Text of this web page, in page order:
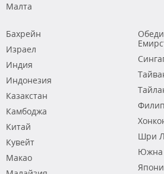
Малта
Бахрейн
Израел
Индия
Индонезия
Казакстан
Камбоджа
Китай
Кувейт
Макао
Шри
Южна